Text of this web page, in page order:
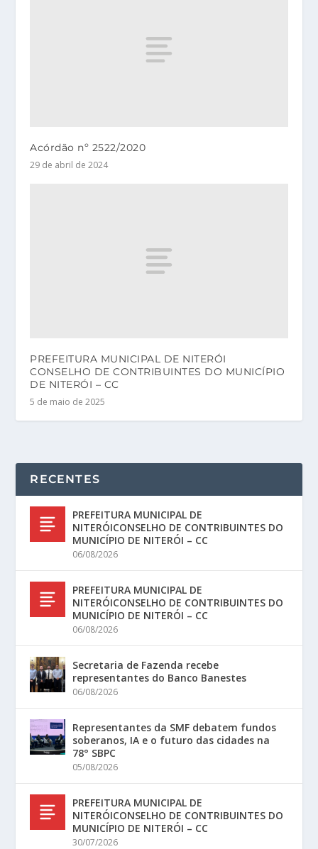
Acórdão nº 2522/2020
29 de abril de 2024
PREFEITURA MUNICIPAL DE NITERÓI
CONSELHO DE CONTRIBUINTES DO MUNICÍPIO
DE NITERÓI – CC
5 de maio de 2025
RECENTES
PREFEITURA MUNICIPAL DE
NITERÓICONSELHO DE CONTRIBUINTES DO
MUNICÍPIO DE NITERÓI – CC
06/08/2026
PREFEITURA MUNICIPAL DE
NITERÓICONSELHO DE CONTRIBUINTES DO
MUNICÍPIO DE NITERÓI – CC
06/08/2026
Secretaria de Fazenda recebe
representantes do Banco Banestes
06/08/2026
Representantes da SMF debatem fundos
soberanos, IA e o futuro das cidades na
78° SBPC
05/08/2026
PREFEITURA MUNICIPAL DE
NITERÓICONSELHO DE CONTRIBUINTES DO
MUNICÍPIO DE NITERÓI – CC
30/07/2026